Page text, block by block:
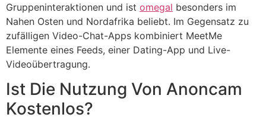
Gruppeninteraktionen und ist omegal besonders im
Nahen Osten und Nordafrika beliebt. Im Gegensatz zu
zufälligen Video-Chat-Apps kombiniert MeetMe
Elemente eines Feeds, einer Dating-App und Live-
Videoübertragung.
Ist Die Nutzung Von Anoncam
Kostenlos?